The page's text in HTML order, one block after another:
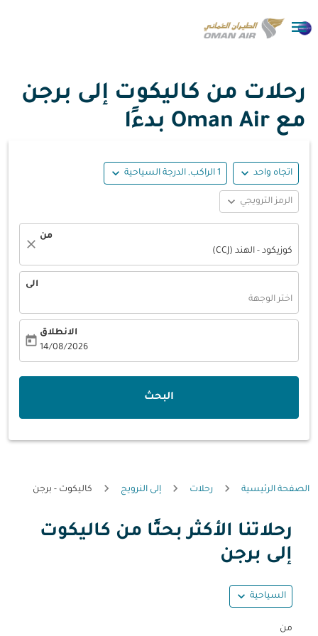

رحلات من كاليكوت إلى برجن
مع Oman Air بدءًا
اتجاه واحد expand_more 1 الراكب, الدرجة السياحية expand_more
الرمز الترويجي expand_more
من
كوزيكود - الهند (CCJ)
close
الى
اختر الوجهة
الانطلاق
14/08/2026
today
البحث
الصفحة الرئيسية رحلات إلى النرويج كاليكوت - برجن
رحلاتنا الأكثر بحثًا من كاليكوت
إلى برجن
السياحية expand_more
من
حاول تحديث الرحلة (مغادرة و/أو وجهة) أو التفاعل مع